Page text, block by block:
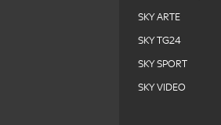
SKY ARTE
SKY TG24
SKY SPORT
SKY VIDEO